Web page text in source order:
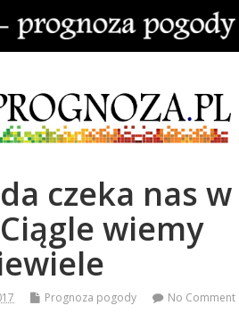
czeka nas w
wiemy
Prognoza pogody No Comment